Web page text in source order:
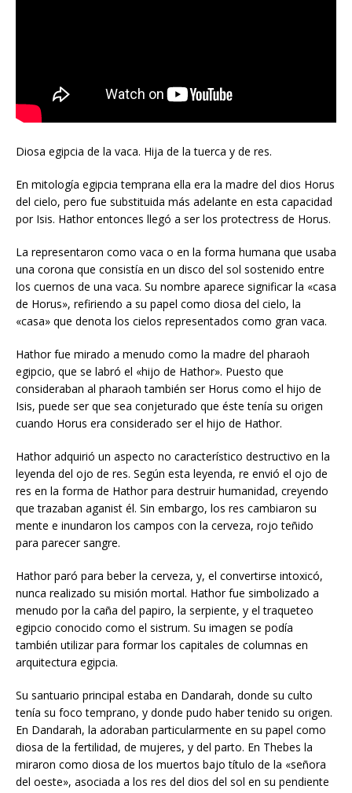
Diosa egipcia de la vaca. Hija de la tuerca y de res.
En mitología egipcia temprana ella era la madre del dios Horus
del cielo, pero fue substituida más adelante en esta capacidad
por Isis. Hathor entonces llegó a ser los protectress de Horus.
La representaron como vaca o en la forma humana que usaba
una corona que consistía en un disco del sol sostenido entre
los cuernos de una vaca. Su nombre aparece significar la «casa
de Horus», refiriendo a su papel como diosa del cielo, la
«casa» que denota los cielos representados como gran vaca.
Hathor fue mirado a menudo como la madre del pharaoh
egipcio, que se labró el «hijo de Hathor». Puesto que
consideraban al pharaoh también ser Horus como el hijo de
Isis, puede ser que sea conjeturado que éste tenía su origen
cuando Horus era considerado ser el hijo de Hathor.
Hathor adquirió un aspecto no característico destructivo en la
leyenda del ojo de res. Según esta leyenda, re envió el ojo de
res en la forma de Hathor para destruir humanidad, creyendo
que trazaban aganist él. Sin embargo, los res cambiaron su
mente e inundaron los campos con la cerveza, rojo teñido
para parecer sangre.
Hathor paró para beber la cerveza, y, el convertirse intoxicó,
nunca realizado su misión mortal. Hathor fue simbolizado a
menudo por la caña del papiro, la serpiente, y el traqueteo
egipcio conocido como el sistrum. Su imagen se podía
también utilizar para formar los capitales de columnas en
arquitectura egipcia.
Su santuario principal estaba en Dandarah, donde su culto
tenía su foco temprano, y donde pudo haber tenido su origen.
En Dandarah, la adoraban particularmente en su papel como
diosa de la fertilidad, de mujeres, y del parto. En Thebes la
miraron como diosa de los muertos bajo título de la «señora
del oeste», asociada a los res del dios del sol en su pendiente